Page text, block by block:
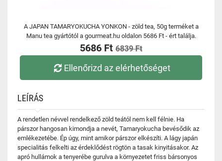
A JAPAN TAMARYOKUCHA YONKON - zöld tea, 50g terméket a
Manu tea gyártótól a gourmeat.hu oldalon 5686 Ft - ért találja.
5686 Ft 6839 Ft
Ellenőrizd az elérhetőséget
LEÍRÁS
A rendetlen névvel rendelkező zöld teától nem kell félnie. Ha
párszor hangosan kimondja a nevét, Tamaryokucha bevésődik az
emlékezetébe. Ép úgy, mint amikor párszor elkészíti. A lágy japán
specialitás felkelti az érdeklődést rögtön a tasak kinyitásakor. Az
apró hullámok a tenyerébe gurulva a környezetet friss bársonyos